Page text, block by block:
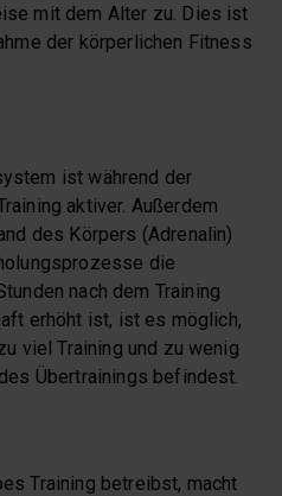
mit dem Alter zu. Dies ist
der körperlichen Fitness
ist während der
aktiver. Außerdem
des Körpers (Adrenalin)
die
nach dem Training
erhöht ist, ist es möglich,
viel Training und zu wenig
Übertrainings befindest.
Training betreibst, macht